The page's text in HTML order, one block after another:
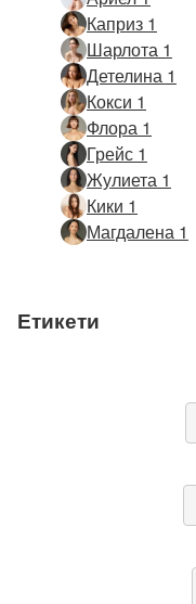
Каприз 1
Шарлота 1
Детелина 1
Кокси 1
Флора 1
Грейс 1
Жулиета 1
Кики 1
Магдалена 1
Етикети